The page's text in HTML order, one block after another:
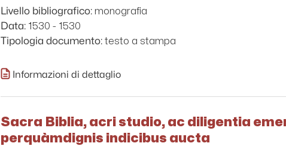
Livello bibliografico: monografia
Data: 1530 - 1530
Tipologia documento: testo a stampa
Informazioni di dettaglio
Sacra Biblia, acri studio, ac diligentia
perquàmdignis indicibus aucta